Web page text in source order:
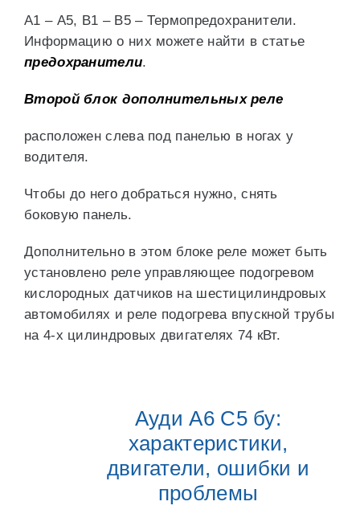
А1 – А5, В1 – В5 – Термопредохранители.
Информацию о них можете найти в статье
предохранители.
Второй блок дополнительных реле
расположен слева под панелью в ногах у
водителя.
Чтобы до него добраться нужно, снять
боковую панель.
Дополнительно в этом блоке реле может быть
установлено реле управляющее подогревом
кислородных датчиков на шестицилиндровых
автомобилях и реле подогрева впускной трубы
на 4-х цилиндровых двигателях 74 кВт.
Ауди А6 С5 бу:
характеристики,
двигатели, ошибки и
проблемы